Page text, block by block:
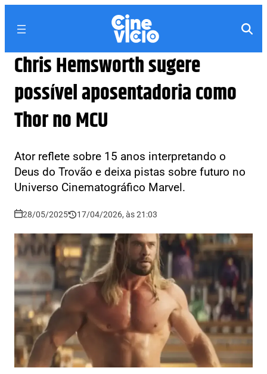
Chris Hemsworth sugere
possível aposentadoria como
Thor no MCU
Ator reflete sobre 15 anos interpretando o
Deus do Trovão e deixa pistas sobre futuro no
Universo Cinematográfico Marvel.
28/05/2025 17/04/2026, às 21:03